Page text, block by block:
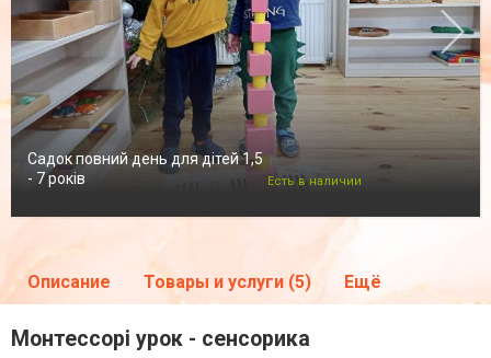
Садок повний день для дітей 1,5
- 7 років
Есть в наличии
Описание Товары и услуги (5) Ещё
Монтессорі урок - сенсорика